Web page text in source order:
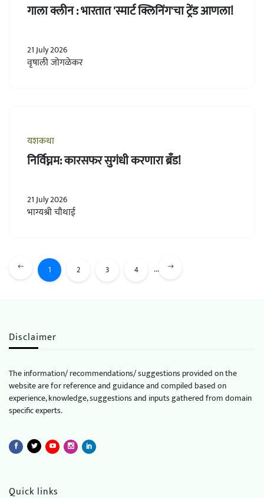
गाला क्लीन : भारतात 'स्मार्ट क्लिनिंग'चा ट्रेंड आणला!
21 July 2026
वृषाली जोगळेकर
यशकथा
निर्विघ्नम: कारसफर सुगंधी करणारा ब्रँड!
21 July 2026
भाग्यश्री चौथाई
1 2 3 4 ...
Disclaimer
The information/ recommendations/ suggestions provided on the
website are for reference and guidance and compiled based on
experience, knowledge, suggestions and inputs gathered from domain
specific experts.
Quick links